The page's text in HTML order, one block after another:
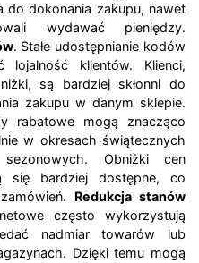
do dokonania zakupu, nawet
wydawać pieniędzy.
. Stałe udostępnianie kodów
lojalność klientów. Klienci,
są bardziej skłonni do
zakupu w danym sklepie.
rabatowe mogą znacząco
w okresach świątecznych
Obniżki cen
się bardziej dostępne, co
Redukcja stanów
często wykorzystują
nadmiar towarów lub
Dzięki temu mogą